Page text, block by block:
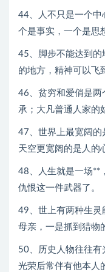
44、人不只是一个中
个是事实，一个是思
45、脚步不能达到的
的地方，精神可以飞
46、贫穷和爱俏是两
承；大凡普通人家的
47、世界上最宽阔的
天空更宽阔的是人的
48、人生就是一场**
仇恨这一件武器了。
49、世上有两种生灵
母亲，一是抓到猎物
50、历史人物往往有
光荣后常伴有他本人